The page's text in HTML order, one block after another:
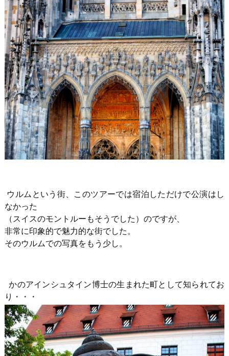
ウルムという街、このツアーでは宿泊しただけで公演はし
なかった
（スイスのモントルーもそうでした）のですが、
非常に印象的で魅力的な街でした。
そのウルムでの写真をもう少し。
かのアインシュタイン博士の生まれた町として知られてお
り・・・